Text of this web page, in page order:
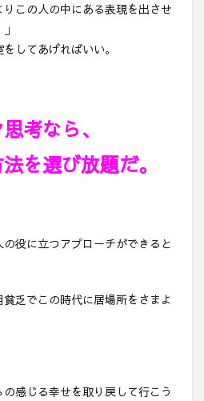
りこの人の中にある表現を出させ
してあげればいい。
考なら、
を選び放題だ。
役に立つアプローチができると
乏でこの時代に居場所をさまよ
感じる幸せを取り戻して行こう